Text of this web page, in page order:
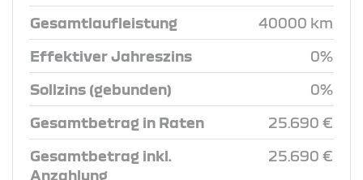
Gesamtlaufleistung 40000 km
Effektiver Jahreszins 0%
Sollzins (gebunden) 0%
Gesamtbetrag in Raten 25.690 €
Gesamtbetrag inkl.
Anzahlung
25.690 €